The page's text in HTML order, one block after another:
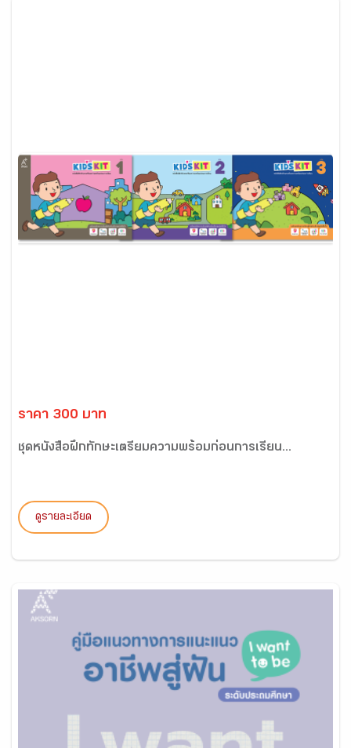
ราคา 300 บาท
ชุดหนังสือฝึกทักษะเตรียมความพร้อมก่อนการเรียน...
ดูรายละเอียด